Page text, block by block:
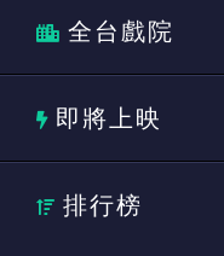
全台戲院
即將上映
排行榜